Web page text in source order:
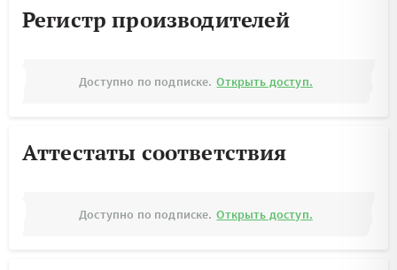
Регистр производителей
Доступно по подписке. Открыть доступ.
Аттестаты соответствия
Доступно по подписке. Открыть доступ.